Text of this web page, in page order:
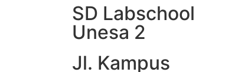
SD Labschool
Unesa 2
Jl. Kampus